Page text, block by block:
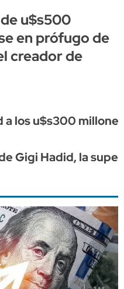
u$s500
en prófugo de
creador de
a los u$s300
Gigi Hadid, la